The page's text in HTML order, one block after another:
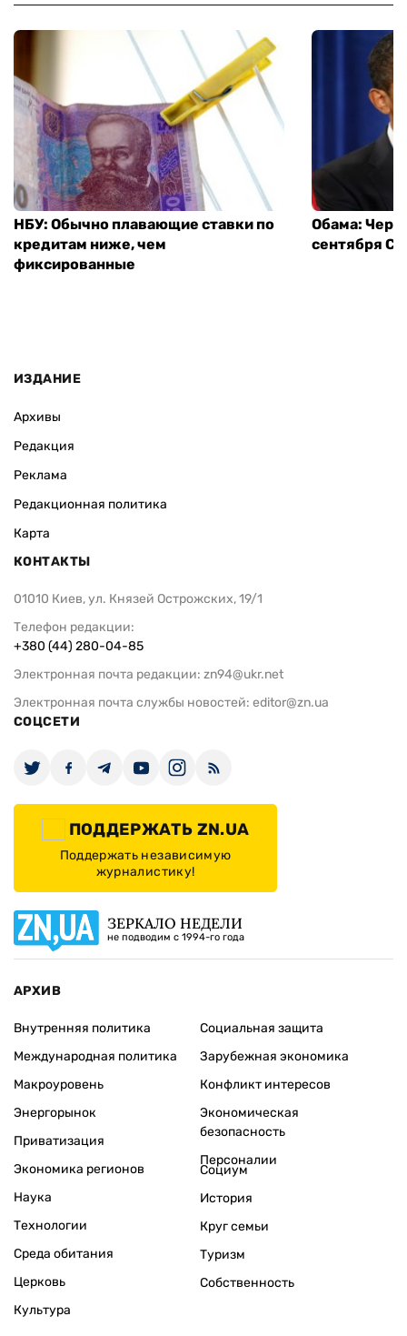
НБУ: Обычно плавающие ставки по
кредитам ниже, чем
фиксированные
Обама:
сентября
ИЗДАНИЕ
Архивы
Редакция
Реклама
Редакционная политика
Карта
КОНТАКТЫ
01010 Киев, ул. Князей Острожских, 19/1
Телефон редакции:
+380 (44) 280-04-85
Электронная почта редакции: zn94@ukr.net
Электронная почта службы новостей: editor@zn.ua
СОЦСЕТИ
ПОДДЕРЖАТЬ ZN.UA
Поддержать независимую
журналистику!
ЗЕРКАЛО НЕДЕЛИ
не подводим с 1994-го года
АРХИВ
Внутренняя политика
Международная политика
Макроуровень
Энергорынок
Приватизация
Экономика регионов
Социальная защита
Зарубежная экономика
Конфликт интересов
Экономическая
безопасность
Персоналии
Наука
Технологии
Среда обитания
Церковь
Культура
Социум
История
Круг семьи
Туризм
Собственность